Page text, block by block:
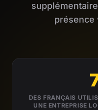
présence
DES FRANÇAIS
UNE ENTREPRISE